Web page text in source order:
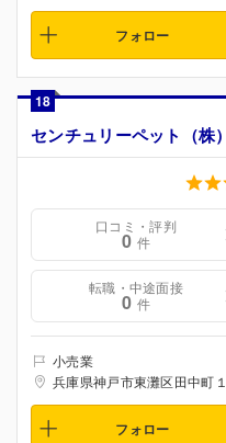
フォロー
18
センチュリーペット（株）
口コミ・評判
0 件
転職・中途面接
0 件
小売業
兵庫県神戸市東灘区田中町
フォロー